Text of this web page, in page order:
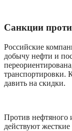
Санкции
Российские
добычу нефти и
транспортировки.
давить на скидки.
Против нефтяного
действуют